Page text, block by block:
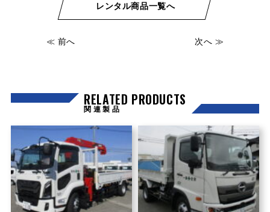
≪ 前へ
レンタル商品一覧へ
次へ ≫
RELATED PRODUCTS
関連製品